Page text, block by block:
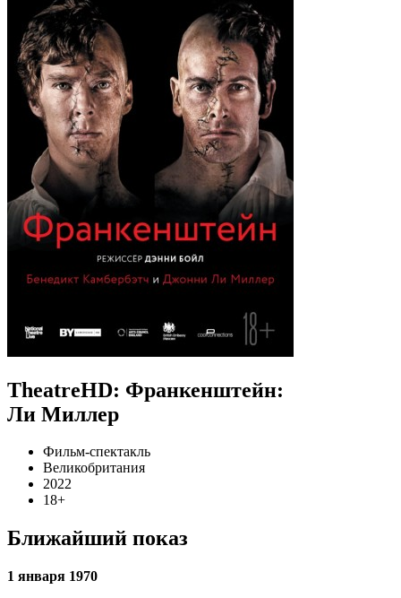
TheatreHD: Франкенштейн:
Ли Миллер
Фильм-спектакль
Великобритания
2022
18+
Ближайший показ
1 января 1970